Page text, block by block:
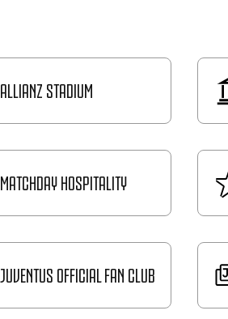
ALLIANZ STADIUM
MATCHDAY HOSPITALITY
JUVENTUS OFFICIAL FAN CLUB